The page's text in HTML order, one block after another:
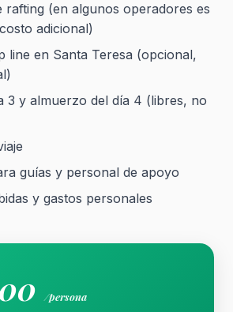
rafting (en algunos operadores es
adicional)
line en Santa Teresa (opcional,
3 y almuerzo del día 4 (libres, no
guías y personal de apoyo
y gastos personales
/persona